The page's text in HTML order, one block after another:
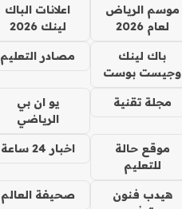
موسم الرياض
لعام 2026
اعلانات الباك
لينك 2026
باك لينك
وجيست بوست
مصادر التعليم
مجلة تقنية
يو ان بي
الرياضي
موقع حالة
للتعليم
اخبار 24 ساعة
هيدب فنون
صحيفة العالم